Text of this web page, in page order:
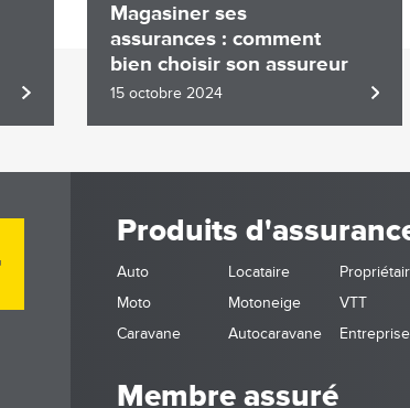
Magasiner ses
assurances : comment
bien choisir son assureur
15 octobre 2024
Produits
Auto Locataire
Moto
Motoneige VTT
Caravane
Autocaravane Entreprise
Membre assuré